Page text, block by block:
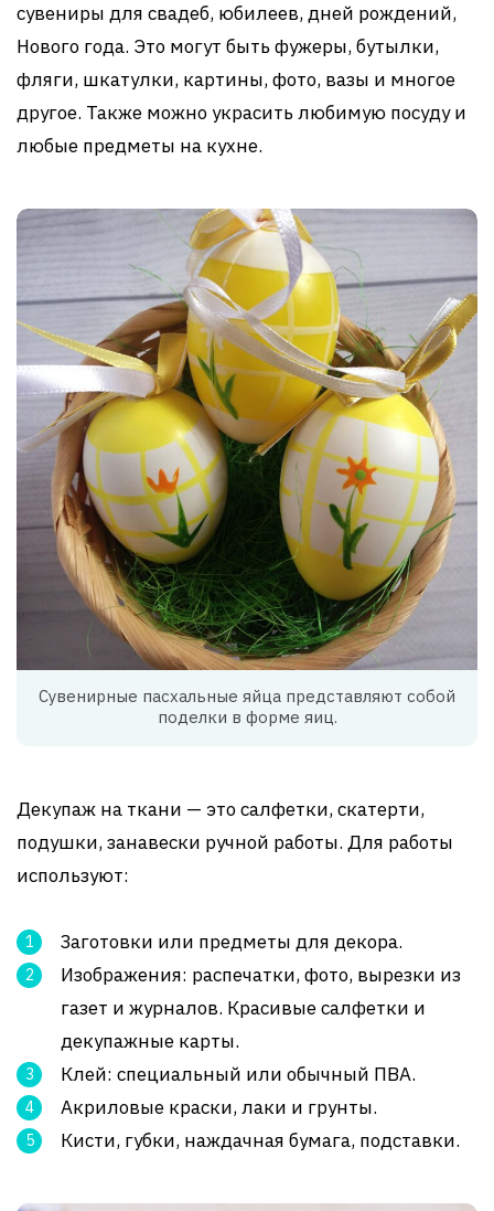
сувениры для свадеб, юбилеев, дней рождений,
Нового года. Это могут быть фужеры, бутылки,
фляги, шкатулки, картины, фото, вазы и многое
другое. Также можно украсить любимую посуду и
любые предметы на кухне.
Сувенирные пасхальные яйца представляют собой
поделки в форме яиц.
Декупаж на ткани — это салфетки, скатерти,
подушки, занавески ручной работы. Для работы
используют:
Заготовки или предметы для декора.
Изображения: распечатки, фото, вырезки из
газет и журналов. Красивые салфетки и
декупажные карты.
Клей: специальный или обычный ПВА.
Акриловые краски, лаки и грунты.
Кисти, губки, наждачная бумага, подставки.